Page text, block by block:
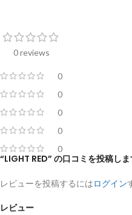
0 reviews
0
0
0
0
0
レビュー
“LIGHT RED” の口コミを投稿し
レビューを投稿するにはログイン